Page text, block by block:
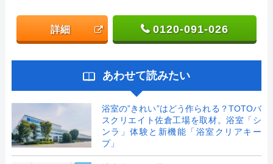
詳細 0120-091-026
あわせて読みたい
浴室の”きれい”はどう作られる？TOTOバ
スクリエイト佐倉工場を取材。浴室「シ
ンラ」体験と新機能「浴室クリアキー
プ」